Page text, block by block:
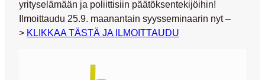
yrityselämään ja poliittisiin päätöksentekijöihin!
Ilmoittaudu 25.9. maanantain syysseminaarin nyt –
> KLIKKAA TÄSTÄ JA ILMOITTAUDU